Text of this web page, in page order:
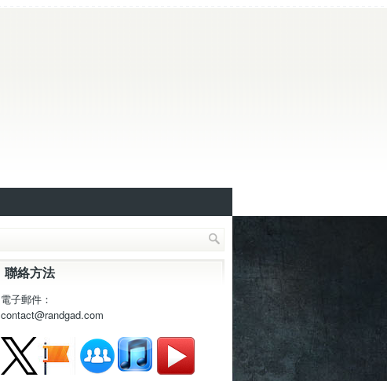
聯絡方法
電子郵件：
contact@randgad.com